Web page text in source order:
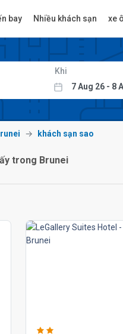
bay Nhiều khách sạn xe
Khi
khách sạn sao
trong Brunei